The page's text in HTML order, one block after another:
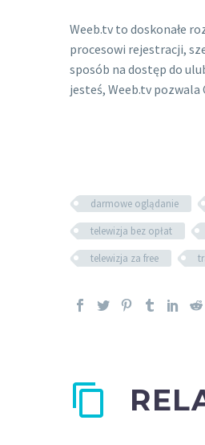
Weeb.tv to doskonałe
procesowi rejestracji,
sposób na dostęp do
jesteś, Weeb.tv
darmowe oglądanie
telewizja bez opłat
telewizja za free